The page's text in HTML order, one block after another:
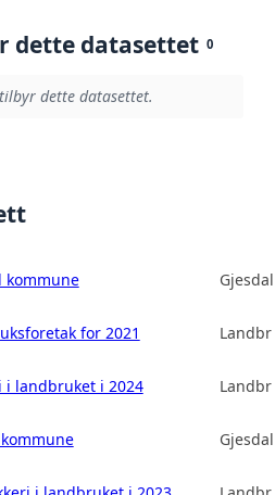
dette datasettet 0
dette datasettet.
kommune
for 2021
i landbruket i 2024